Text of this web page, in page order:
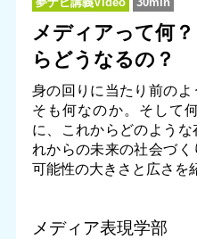
メディアって何
らどうなるの？
身の回りに当たり前の
そも何なのか。そして
に、これからどのよう
れからの未来の社会づ
可能性の大きさと広さを
メディア表現学部